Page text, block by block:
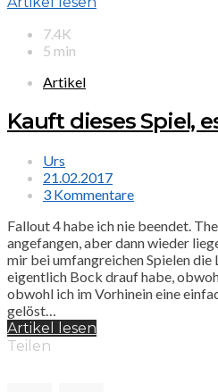
7.4K
5 min
Artikel
Kauft dieses Spiel,
Urs
21.02.2017
3 Kommentare
Fallout 4 habe ich nie beendet.
angefangen, aber dann wieder
mir bei umfangreichen Spielen die
eigentlich Bock drauf habe,
obwohl ich im Vorhinein eine
gelöst…
Artikel lesen
Teilen